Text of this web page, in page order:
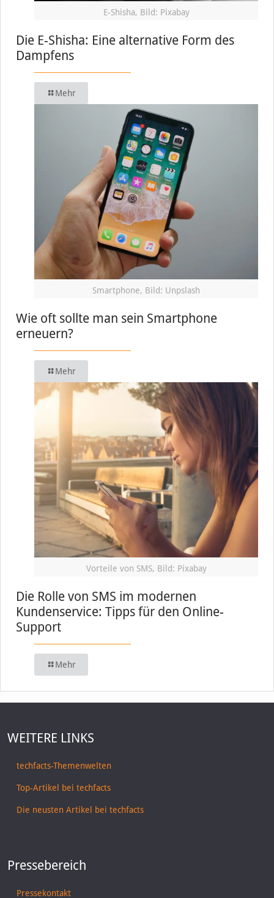
E-Shisha, Bild: Pixabay
Die E-Shisha: Eine alternative Form des
Dampfens
Mehr
Smartphone, Bild: Unpslash
Wie oft sollte man sein Smartphone
erneuern?
Mehr
Vorteile von SMS, Bild: Pixabay
Die Rolle von SMS im modernen
Kundenservice: Tipps für den Online-
Support
Mehr
WEITERE LINKS
techfacts-Themenwelten
Top-Artikel bei techfacts
Die neusten Artikel bei techfacts
Pressebereich
Pressekontakt